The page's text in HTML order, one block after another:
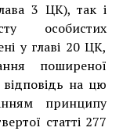
3 ЦК), так і
особистих
у главі 20 ЦК,
поширеної
відповідь на цю
принципу
статті 277